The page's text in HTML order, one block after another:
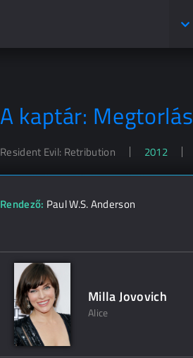
A kaptár: Megtorlás
Resident Evil: Retribution 2012
Rendező: Paul W.S. Anderson
Milla Jovovich
Alice